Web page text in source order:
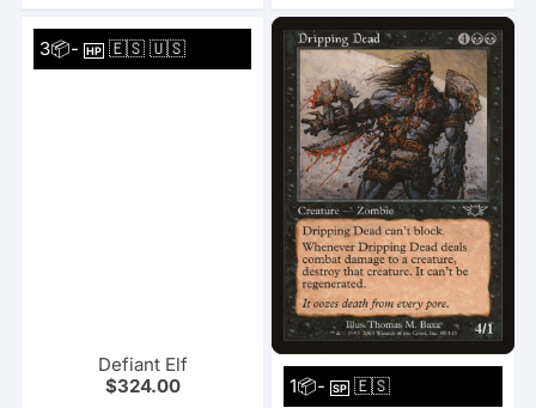
3📦-HP 🇪🇸 🇺🇸
Defiant Elf
$324.00 1📦-SP 🇪🇸